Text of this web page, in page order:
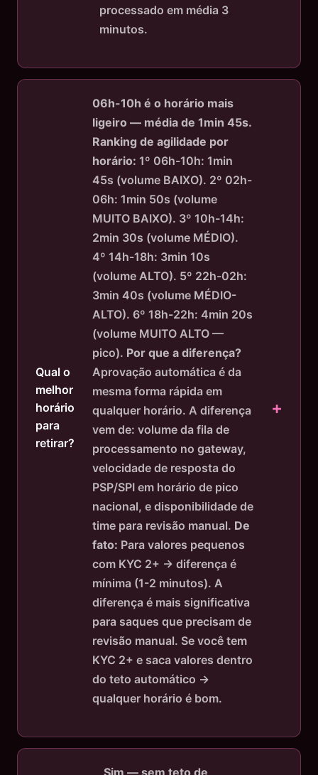
processado em média 3
minutos.
Qual o
melhor
horário
para
retirar?
06h-10h é o horário mais
ligeiro — média de 1min 45s.
Ranking de agilidade por
horário: 1º 06h-10h: 1min
45s (volume BAIXO). 2º 02h-
06h: 1min 50s (volume
MUITO BAIXO). 3º 10h-14h:
2min 30s (volume MÉDIO).
4º 14h-18h: 3min 10s
(volume ALTO). 5º 22h-02h:
3min 40s (volume MÉDIO-
ALTO). 6º 18h-22h: 4min 20s
(volume MUITO ALTO —
pico). Por que a diferença?
Aprovação automática é da
mesma forma rápida em
qualquer horário. A diferença
vem de: volume da fila de
processamento no gateway,
velocidade de resposta do
PSP/SPI em horário de pico
nacional, e disponibilidade de
time para revisão manual. De
fato: Para valores pequenos
com KYC 2+ → diferença é
mínima (1-2 minutos). A
diferença é mais significativa
para saques que precisam de
revisão manual. Se você tem
KYC 2+ e saca valores dentro
do teto automático →
qualquer horário é bom.
Sim — sem teto de